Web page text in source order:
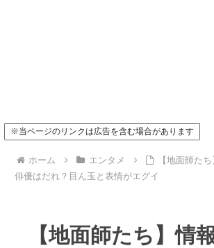
※当ページのリンクは広告を含む場合があります
ホーム エンタメ
【地面師た
俳優はだれ？目ん玉と表情がエグイ
【地面師たち】情